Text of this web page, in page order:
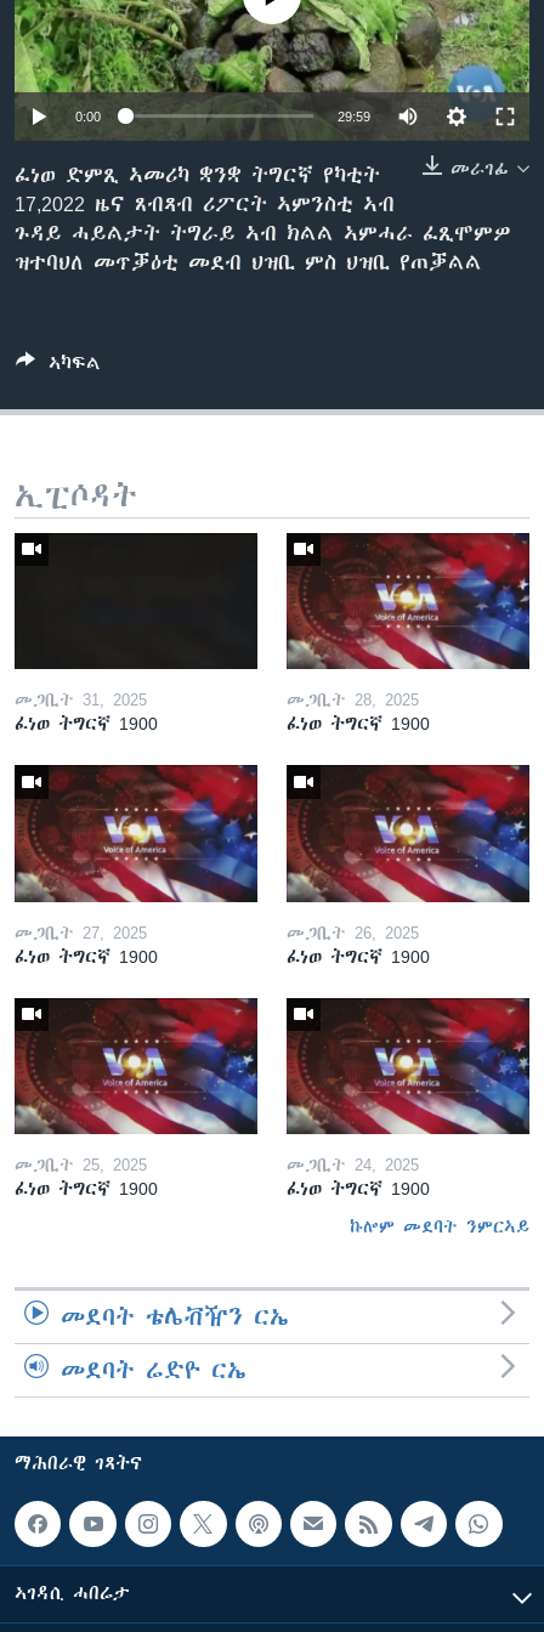
ቂሔ ጽልሚ
ቋንቋታት
0:00 29:59
መራገፊ
ፈነወ ድምጺ ኣመሪካ ቋንቋ ትግርኛ የካቲት
17,2022 ዜና ጸብጻብ ሪፖርት ኣምንስቲ ኣብ
ጉዳይ ሓይልታት ትግራይ ኣብ ክልል ኣምሓራ ፈጺሞምዎ
ዝተባህለ መጥቓዕቲ መደብ ህዝቢ ምስ ህዝቢ የጠቓልል
ኣካፍል
ኢፒሶዳት
መጋቢት 31, 2025
ፈነወ ትግርኛ 1900
መጋቢት 28, 2025
ፈነወ ትግርኛ 1900
መጋቢት 27, 2025
ፈነወ ትግርኛ 1900
መጋቢት 26, 2025
ፈነወ ትግርኛ 1900
መጋቢት 25, 2025
ፈነወ ትግርኛ 1900
መጋቢት 24, 2025
ፈነወ ትግርኛ 1900
ኩሎም መደባት ንምርኣይ
መደባት ቴሌቭዥን ርኤ
መደባት ሬድዮ ርኤ
ማሕበራዊ ገጻትና
ኣገዳሲ ሓበሬታ